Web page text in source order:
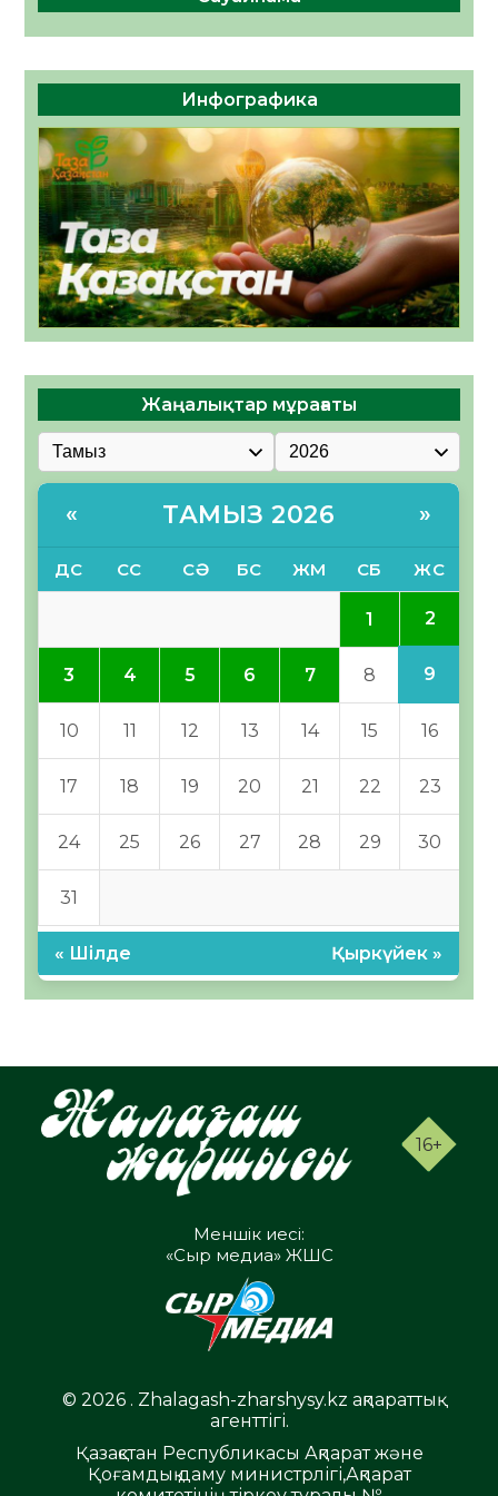
Инфографика
Жаңалықтар мұрағаты
« ТАМЫЗ 2026 »
ДС СС СӘ БС ЖМ СБ ЖС
1 2
3 4 5 6 7 8 9
10 11 12 13 14 15 16
17 18 19 20 21 22 23
24 25 26 27 28 29 30
31
« Шілде Қыркүйек »
16+
Меншік иесі:
«Сыр медиа» ЖШС
© 2026 . Zhalagash-zharshysy.kz ақпараттық
агенттігі.
Қазақстан Республикасы Ақпарат және
Қоғамдық даму министрлігі,Ақпарат